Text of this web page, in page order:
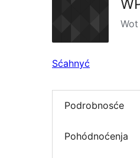
Wot
Sćahnyć
Podrobnosće
Pohódnoćenja